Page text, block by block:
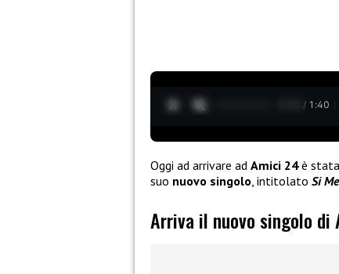
0:13 / 1:40
Oggi ad arrivare ad Amici 24è stata
suo nuovo singolo , intitolato Si
Arriva il nuovo singolo di